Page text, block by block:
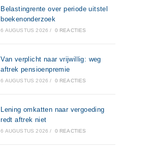
Belastingrente over periode uitstel
boekenonderzoek
6 AUGUSTUS 2026 / 0 REACTIES
Van verplicht naar vrijwillig: weg
aftrek pensioenpremie
6 AUGUSTUS 2026 / 0 REACTIES
Lening omkatten naar vergoeding
redt aftrek niet
6 AUGUSTUS 2026 / 0 REACTIES